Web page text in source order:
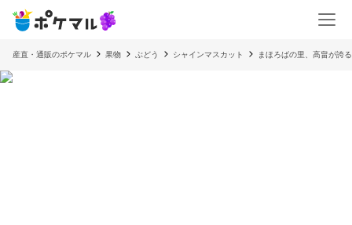
産直・通販のポケマル 果物 ぶどう シャインマスカット まほろばの里、高畠が誇